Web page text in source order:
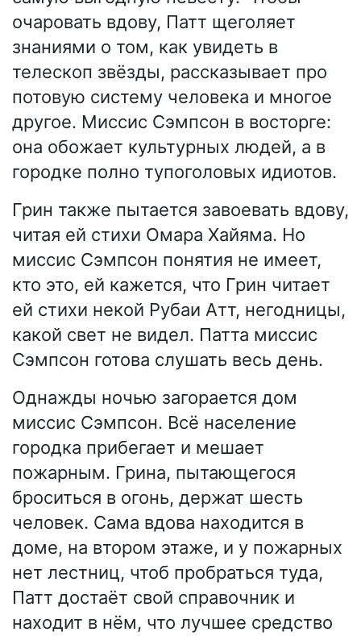
очаровать вдову, Патт щеголяет
знаниями о том, как увидеть в
телескоп звёзды, рассказывает про
потовую систему человека и многое
другое. Миссис Сэмпсон в восторге:
она обожает культурных людей, а в
городке полно тупоголовых идиотов.
Грин также пытается завоевать вдову,
читая ей стихи Омара Хайяма. Но
миссис Сэмпсон понятия не имеет,
кто это, ей кажется, что Грин читает
ей стихи некой Рубаи Атт, негодницы,
какой свет не видел. Патта миссис
Сэмпсон готова слушать весь день.
Однажды ночью загорается дом
миссис Сэмпсон. Всё население
городка прибегает и мешает
пожарным. Грина, пытающегося
броситься в огонь, держат шесть
человек. Сама вдова находится в
доме, на втором этаже, и у пожарных
нет лестниц, чтоб пробраться туда,
Патт достаёт свой справочник и
находит в нём, что лучшее средство